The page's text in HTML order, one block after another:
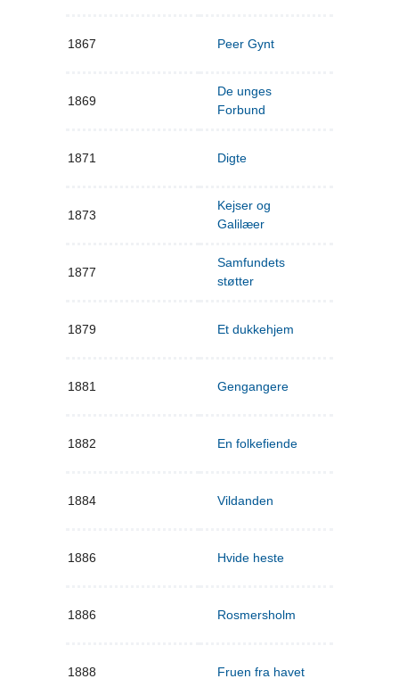
1867 Peer Gynt
1869
De unges
Forbund
1871 Digte
1873
Kejser og
Galilæer
1877
Samfundets
støtter
1879 Et dukkehjem
1881 Gengangere
1882 En folkefiende
1884 Vildanden
1886 Hvide heste
1886 Rosmersholm
1888 Fruen fra havet